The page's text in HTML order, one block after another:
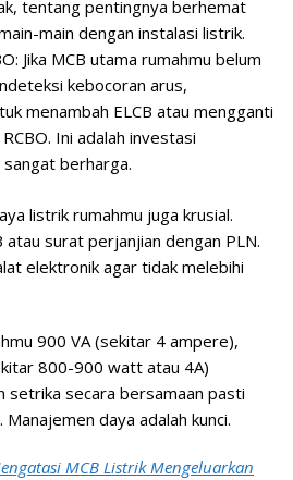
tentang pentingnya berhemat
main dengan instalasi listrik.
Jika MCB utama rumahmu belum
kebocoran arus,
menambah ELCB atau mengganti
Ini adalah investasi
berharga.
listrik rumahmu juga krusial.
surat perjanjian dengan PLN.
elektronik agar tidak melebihi
900 VA (sekitar 4 ampere),
800-900 watt atau 4A)
setrika secara bersamaan pasti
daya adalah kunci.
MCB Listrik Mengeluarkan